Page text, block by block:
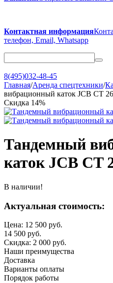
Контактная информация
телефон, Email, Whatsapp
8(495)032-48-45
Главная/Аренда спецтехники/
вибрационный каток JCB CT
Скидка 14%
Тандемный
каток JCB CT
В наличии!
Актуальная стоимость:
Цена: 12 500 руб.
14 500 руб.
Скидка: 2 000 руб.
Наши преимущества
Доставка
Варианты оплаты
Порядок работы